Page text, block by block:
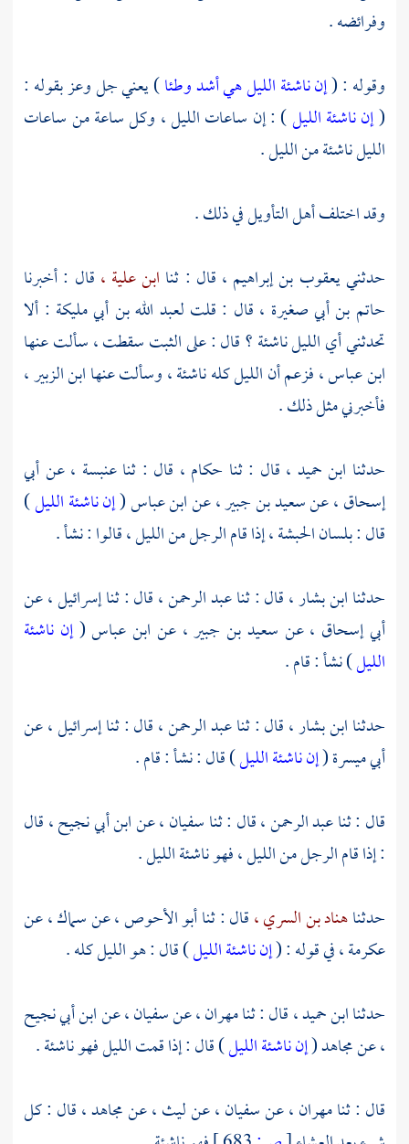
وفرائضه .
وقوله : (إن ناشئة الليل هي أشد وطئا) يعني جل وعز بقوله :
(إن ناشئة الليل) : إن ساعات الليل ، وكل ساعة من ساعات
الليل ناشئة من الليل .
وقد اختلف أهل التأويل في ذلك .
حدثنييعقوب بن إبراهيم ، قال : ثنا ابن علية ، قال : أخبرنا
حاتم بن أبي صغيرة ، قال : قلت لعبد الله بن أبي مليكة : ألا
تحدثني أي الليل ناشئة ؟ قال : على الثبت سقطت ، سألت عنها
ابن عباس ،فزعم أن الليل كله ناشئة ، وسألت عنهاابن الزبير ،
فأخبرني مثل ذلك .
حدثنا ابن حميد ، قال : ثنا حكام ، قال : ثناعنبسة ،عنأبي
إسحاق ،عنسعيد بن جبير ،عنابن عباس(إن ناشئة الليل)
قال : بلسان الحبشة ، إذا قام الرجل من الليل ، قالوا : نشأ .
حدثناابن بشار ،قال : ثناعبد الرحمن ،قال : ثناإسرائيل ،عن
أبي إسحاق ،عن سعيد بن جبير ،عن ابن عباس(إن ناشئة
الليل) نشأ : قام .
حدثناابن بشار ،قال : ثناعبد الرحمن ،قال : ثناإسرائيل ،عن
أبي ميسرة(إن ناشئة الليل) قال : نشأ : قام .
قال : ثناعبد الرحمن ،قال : ثناسفيان ،عنابن أبي نجيح ،قال
: إذا قام الرجل من الليل ، فهو ناشئة الليل .
حدثناهناد بن السري ،قال : ثناأبو الأحوص ،عنسماك ،عن
عكرمة ،في قوله : (إن ناشئة الليل) قال : هو الليل كله .
حدثناابن حميد ،قال : ثنامهران ،عنسفيان ،عنابن أبي نجيح
،عنمجاهد(إن ناشئة الليل) قال : إذا قمت الليل فهو ناشئة .
قال : ثنامهران ،عنسفيان ،عنليث ،عنمجاهد ،قال : كل